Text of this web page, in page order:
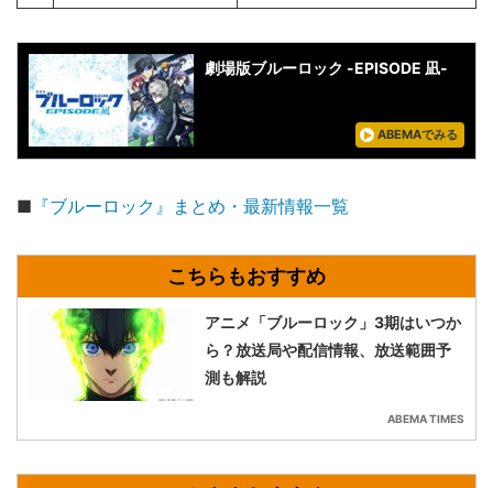
劇場版ブルーロック -EPISODE 凪-
ABEMAでみる
■ 『ブルーロック』まとめ・最新情報一覧
アニメ「ブルーロック」3期はいつか
ら？放送局や配信情報、放送範囲予
測も解説
ABEMA TIMES